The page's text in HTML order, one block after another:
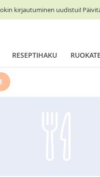
kirjautuminen uudistui!
RESEPTIHAKU